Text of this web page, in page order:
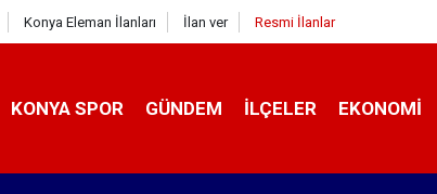
Konya Eleman İlanları İlan ver Resmi İlanlar
KONYA SPOR GÜNDEM İLÇELER EKONOMI